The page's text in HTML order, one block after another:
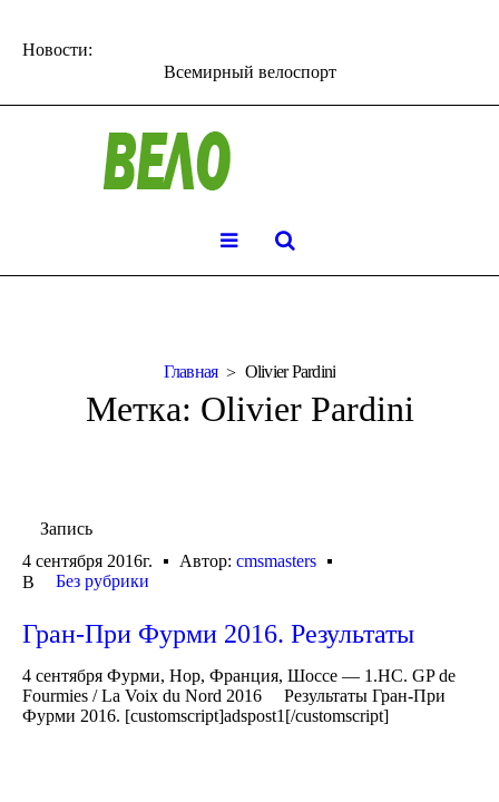
Новости:
Всемирный велоспорт
Главная Olivier Pardini
Метка: Olivier Pardini
Запись
4 сентября 2016г.
Автор: cmsmasters
В
Без рубрики
Гран-При Фурми 2016. Результаты
4 сентября Фурми, Нор, Франция, Шоссе — 1.HC. GP de
Fourmies / La Voix du Nord 2016 Результаты Гран-При
Фурми 2016. [customscript]adspost1[/customscript]